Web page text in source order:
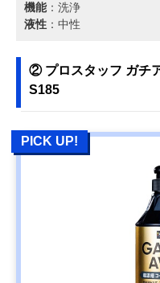
機能：洗浄
液性 ：中性
② プロスタッフ ガチ
S185
PICK UP!